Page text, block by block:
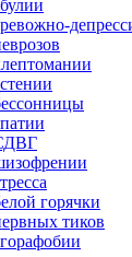
горячки
тиков